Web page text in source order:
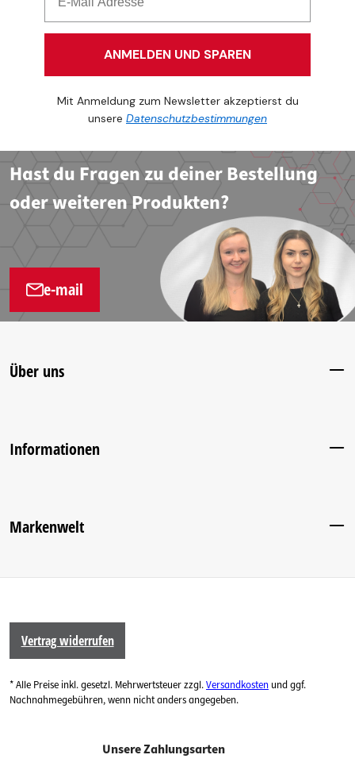
ANMELDEN UND SPAREN
Mit Anmeldung zum Newsletter akzeptierst du
unsere Datenschutzbestimmungen
Hast du Fragen zu deiner Bestellung
oder weiteren Produkten?
e-mail
Über uns
Informationen
Markenwelt
Vertrag widerrufen
* Alle Preise inkl. gesetzl. Mehrwertsteuer zzgl.Versandkosten und ggf.
Nachnahmegebühren, wenn nicht anders angegeben.
Unsere Zahlungsarten